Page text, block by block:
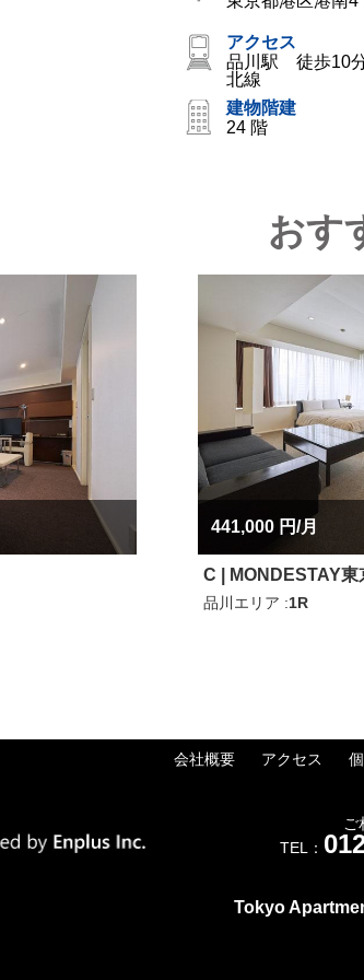
アクセス
品川駅 徒歩10
北線
建物階建
24 階
おす
C | MONDESTAY東
441,000 円/月
品川エリア 1R
会社概要 アクセス
ご
TEL：
Tokyo